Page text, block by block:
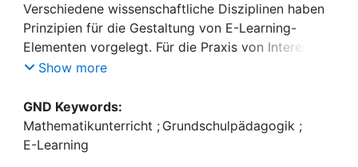
Verschiedene wissenschaftliche Disziplinen haben
Prinzipien für die Gestaltung von E-Learning-
Elementen vorgelegt. Für die Praxis von Interesse
ist darüber hinaus auch die kritische Reflexion
greift diese Perspektive auf, indem dargestellt
wird, welche Aspekte von E-Learning-Einheiten in
einem Mathematikdidaktik-Seminar Studierende als
Show more
GND Keywords:
Mathematikunterricht ; Grundschulpädagogik ;
E-Learning